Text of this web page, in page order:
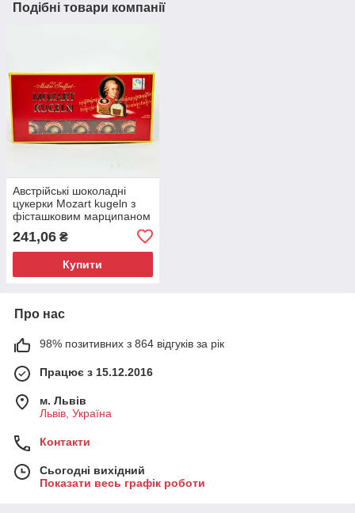
Подібні товари компанії
Австрійські шоколадні
цукерки Mozart kugeln з
фісташковим марципаном
241,06 ₴
Купити
Про нас
98% позитивних з 864 відгуків за рік
Працює з 15.12.2016
м. Львів
Львів, Україна
Контакти
Сьогодні вихідний
Показати весь графік роботи